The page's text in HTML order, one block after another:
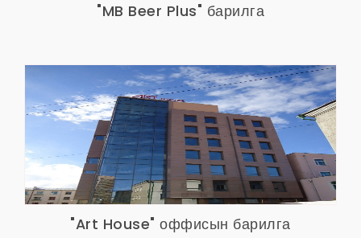
"MB Beer Plus" барилга
"Art House" оффисын барилга